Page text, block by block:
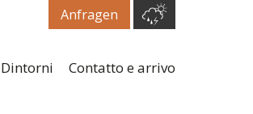
Anfragen
Dintorni Contatto e arrivo